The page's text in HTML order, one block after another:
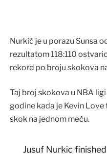
Nurkić je u porazu Sunsa
rezultatom 118:110
rekord po broju skokova
Taj broj skokova u NBA
godine kada je Kevin
skok na jednom meču.
Jusuf Nurkic